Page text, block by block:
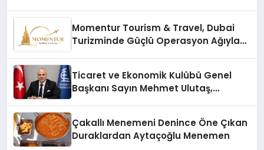
Momentur Tourism & Travel, Dubai
Turizminde Güçlü Operasyon Ağıyla
Ticaret ve Ekonomik Kulübü Genel
Başkanı Sayın Mehmet Ulutaş,
Çakallı Menemeni Denince Öne Çıkan
Duraklardan Aytaçoğlu Menemen